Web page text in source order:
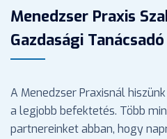
Menedzser Praxis
Gazdasági
A Menedzser Praxisnál
a legjobb befektetés. Több
partnereinket abban, hogy